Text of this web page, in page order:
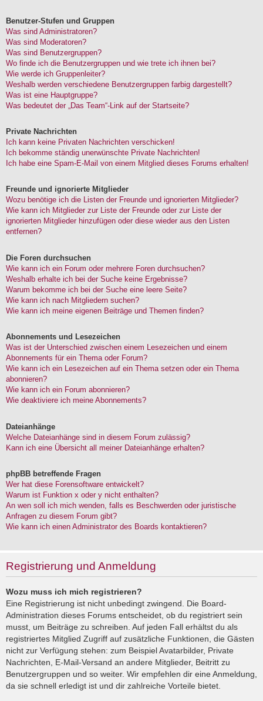
Benutzer-Stufen und Gruppen
Was sind Administratoren?
Was sind Moderatoren?
Was sind Benutzergruppen?
Wo finde ich die Benutzergruppen und wie trete ich ihnen bei?
Wie werde ich Gruppenleiter?
Weshalb werden verschiedene Benutzergruppen farbig dargestellt?
Was ist eine Hauptgruppe?
Was bedeutet der „Das Team“-Link auf der Startseite?
Private Nachrichten
Ich kann keine Privaten Nachrichten verschicken!
Ich bekomme ständig unerwünschte Private Nachrichten!
Ich habe eine Spam-E-Mail von einem Mitglied dieses Forums erhalten!
Freunde und ignorierte Mitglieder
Wozu benötige ich die Listen der Freunde und ignorierten Mitglieder?
Wie kann ich Mitglieder zur Liste der Freunde oder zur Liste der
ignorierten Mitglieder hinzufügen oder diese wieder aus den Listen
entfernen?
Die Foren durchsuchen
Wie kann ich ein Forum oder mehrere Foren durchsuchen?
Weshalb erhalte ich bei der Suche keine Ergebnisse?
Warum bekomme ich bei der Suche eine leere Seite?
Wie kann ich nach Mitgliedern suchen?
Wie kann ich meine eigenen Beiträge und Themen finden?
Abonnements und Lesezeichen
Was ist der Unterschied zwischen einem Lesezeichen und einem
Abonnements für ein Thema oder Forum?
Wie kann ich ein Lesezeichen auf ein Thema setzen oder ein Thema
abonnieren?
Wie kann ich ein Forum abonnieren?
Wie deaktiviere ich meine Abonnements?
Dateianhänge
Welche Dateianhänge sind in diesem Forum zulässig?
Kann ich eine Übersicht all meiner Dateianhänge erhalten?
phpBB betreffende Fragen
Wer hat diese Forensoftware entwickelt?
Warum ist Funktion x oder y nicht enthalten?
An wen soll ich mich wenden, falls es Beschwerden oder juristische
Anfragen zu diesem Forum gibt?
Wie kann ich einen Administrator des Boards kontaktieren?
Registrierung und Anmeldung
Wozu muss ich mich registrieren?
Eine Registrierung ist nicht unbedingt zwingend. Die Board-
Administration dieses Forums entscheidet, ob du registriert sein
musst, um Beiträge zu schreiben. Auf jeden Fall erhältst du als
registriertes Mitglied Zugriff auf zusätzliche Funktionen, die Gästen
nicht zur Verfügung stehen: zum Beispiel Avatarbilder, Private
Nachrichten, E-Mail-Versand an andere Mitglieder, Beitritt zu
Benutzergruppen und so weiter. Wir empfehlen dir eine Anmeldung,
da sie schnell erledigt ist und dir zahlreiche Vorteile bietet.